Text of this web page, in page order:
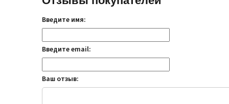
Введите имя:
Введите email:
Ваш отзыв: